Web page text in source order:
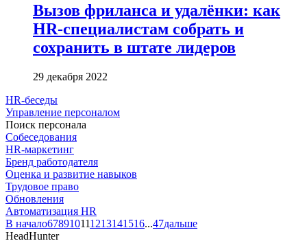
Вызов фриланса и удалёнки: как
HR-специалистам собрать и
сохранить в штате лидеров
29 декабря 2022
HR-беседы
Управление персоналом
Поиск персонала
Собеседования
HR-маркетинг
Бренд работодателя
Оценка и развитие навыков
Трудовое право
Обновления
Автоматизация HR
В начало678910111213141516...47дальше
HeadHunter